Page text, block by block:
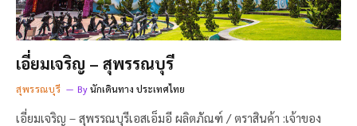
เอี่ยมเจริญ – สุพรรณบุรี
สุพรรณบุรี By นักเดินทาง ประเทศไทย
เอี่ยมเจริญ – สุพรรณบุรีเอสเอ็มอี ผลิตภัณฑ์ / ตราสินค้า :เจ้าของ